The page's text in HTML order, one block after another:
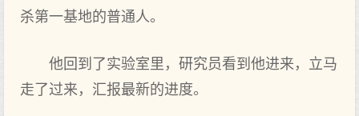
杀第一基地的普通人。
他回到了实验室里，研究员看到他进来，立马
走了过来，汇报最新的进度。